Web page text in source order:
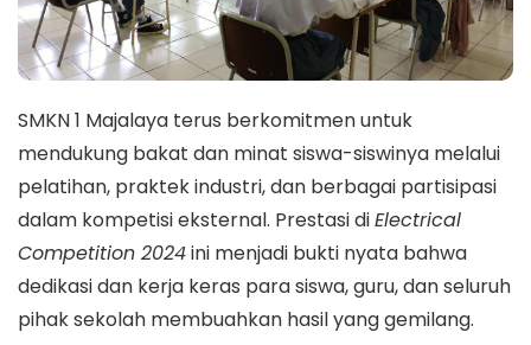
SMKN 1 Majalaya terus berkomitmen untuk
mendukung bakat dan minat siswa-siswinya melalui
pelatihan, praktek industri, dan berbagai partisipasi
dalam kompetisi eksternal. Prestasi diElectrical
Competition 2024ini menjadi bukti nyata bahwa
dedikasi dan kerja keras para siswa, guru, dan seluruh
pihak sekolah membuahkan hasil yang gemilang.